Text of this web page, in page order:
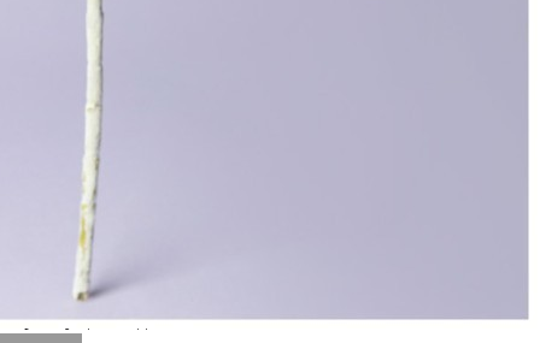
Осталась 1 штука
Служба доставки СДЭК
Рассчитываем стоимость доставки...
Самовывоз
ПВЗ СДЭК
Рассчитываем стоимость доставки...
Преимущества для клиентов